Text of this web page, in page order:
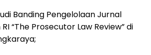
Banding Pengelolaan Jurnal
“The Prosecutor Law Review” di